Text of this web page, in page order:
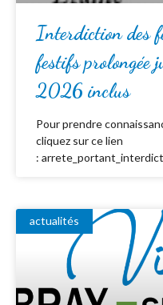
Interdiction des
festifs prolongée
2026 inclus
Pour prendre
cliquez sur ce lien
:
actualités